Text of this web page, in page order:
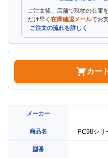
ご注文後、店舗で現物の在庫
だけ早く 在庫確認メールでお
ご注文の流れを詳しく
カー
メーカー
商品名 PC98シリ
型番